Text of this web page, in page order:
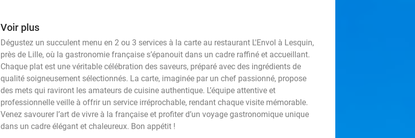
Voir plus
Dégustez un succulent menu en 2 ou 3 services à la carte au restaurant L'Envol à Lesquin,
près de Lille, où la gastronomie française s’épanouit dans un cadre raffiné et accueillant.
Chaque plat est une véritable célébration des saveurs, préparé avec des ingrédients de
qualité soigneusement sélectionnés. La carte, imaginée par un chef passionné, propose
des mets qui raviront les amateurs de cuisine authentique. L’équipe attentive et
professionnelle veille à offrir un service irréprochable, rendant chaque visite mémorable.
Venez savourer l’art de vivre à la française et profiter d’un voyage gastronomique unique
dans un cadre élégant et chaleureux. Bon appétit !